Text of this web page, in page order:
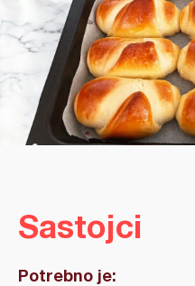
Sastojci
Potrebno je: